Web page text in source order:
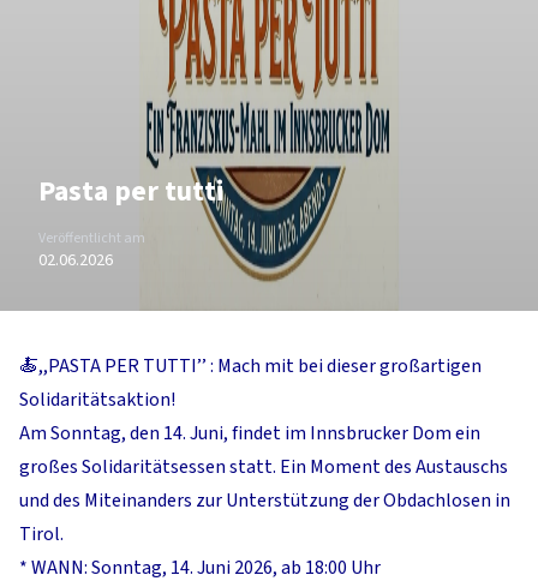
Pasta per tutti
Veröffentlicht am
02.06.2026
🍝,,PASTA PER TUTTI’’ : Mach mit bei dieser großartigen
Solidaritätsaktion!
Am Sonntag, den 14. Juni, findet im Innsbrucker Dom ein
großes Solidaritätsessen statt. Ein Moment des Austauschs
und des Miteinanders zur Unterstützung der Obdachlosen in
Tirol.
* WANN: Sonntag, 14. Juni 2026, ab 18:00 Uhr